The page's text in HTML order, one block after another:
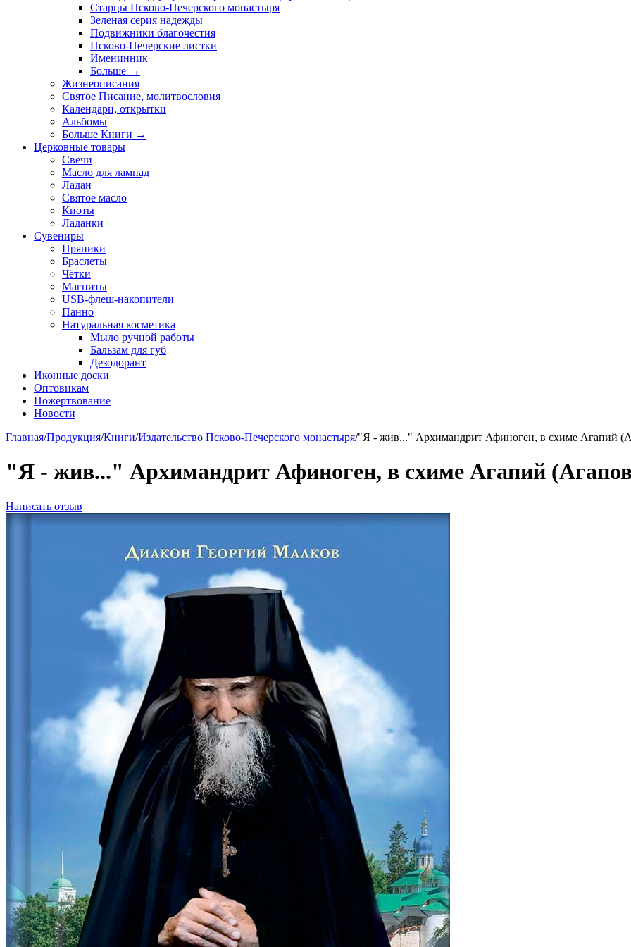
Старцы Псково-Печерского монастыря
Зеленая серия надежды
Подвижники благочестия
Псково-Печерские листки
Именинник
Больше →
Жизнеописания
Святое Писание, молитвословия
Календари, открытки
Альбомы
Больше Книги →
Церковные товары
Свечи
Масло для лампад
Ладан
Святое масло
Киоты
Ладанки
Сувениры
Пряники
Браслеты
Чётки
Магниты
USB-флеш-накопители
Панно
Натуральная косметика
Мыло ручной работы
Бальзам для губ
Дезодорант
Иконные доски
Оптовикам
Пожертвование
Новости
Главная/Продукция/Книги/Издательство Псково-Печерского монастыря/"Я - жив..." Архимандрит Афиноген, в схиме Агапий
"Я - жив..." Архимандрит Афиноген, в схиме Агапий
Написать отзыв